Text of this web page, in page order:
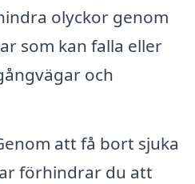
olyckor genom
som kan falla eller
och
att få bort sjuka
förhindrar du att